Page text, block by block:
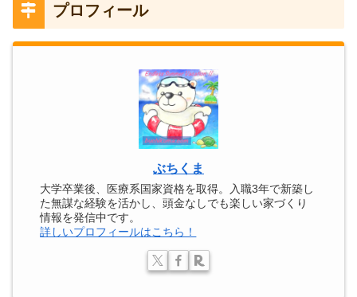
プロフィール
ぶちくま
大学卒業後、医療系国家資格を取得。入職3年で新築し
た無謀な経験を活かし、頭金なしでも楽しい家づくり
情報を発信中です。
詳しいプロフィールはこちら！